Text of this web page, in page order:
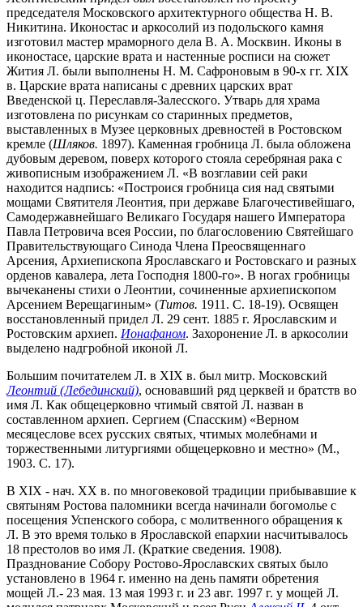
председателя Московского архитектурного общества Н. В.
Никитина. Иконостас и аркосолий из подольского камня
изготовил мастер мраморного дела В. А. Москвин. Иконы в
иконостасе, царские врата и настенные росписи на сюжет
Жития Л. были выполнены Н. М. Сафроновым в 90-х гг. XIX
в. Царские врата написаны с древних царских врат
Введенской ц. Переславля-Залесского. Утварь для храма
изготовлена по рисункам со старинных предметов,
выставленных в Музее церковных древностей в Ростовском
кремле (Шляков. 1897). Каменная гробница Л. была обложена
дубовым деревом, поверх которого стояла серебряная рака с
живописным изображением Л. «В возглавии сей раки
находится надпись: «Построися гробница сия над святыми
мощами Святителя Леонтия, при державе Благочестивейшаго,
Самодержавнейшаго Великаго Государя нашего Императора
Павла Петровича всея России, по благословению Святейшаго
Правительствующаго Синода Члена Преосвященнаго
Арсения, Архиепископа Ярославскаго и Ростовскаго и разных
орденов кавалера, лета Господня 1800-го». В ногах гробницы
вычеканены стихи о Леонтии, сочиненные архиепископом
Арсением Верещагиным» (Титов. 1911. С. 18-19). Освящен
восстановленный придел Л. 29 сент. 1885 г. Ярославским и
Ростовским архиеп. Ионафаном. Захоронение Л. в аркосолии
выделено надгробной иконой Л.
Большим почитателем Л. в XIX в. был митр. Московский
Леонтий (Лебединский), основавший ряд церквей и братств во
имя Л. Как общецерковно чтимый святой Л. назван в
составленном архиеп. Сергием (Спасским) «Верном
месяцеслове всех русских святых, чтимых молебнами и
торжественными литургиями общецерковно и местно» (М.,
1903. С. 17).
В XIX - нач. XX в. по многовековой традиции прибывавшие к
святыням Ростова паломники всегда начинали богомолье с
посещения Успенского собора, с молитвенного обращения к
Л. В это время только в Ярославской епархии насчитывалось
18 престолов во имя Л. (Краткие сведения. 1908).
Празднование Собору Ростово-Ярославских святых было
установлено в 1964 г. именно на день памяти обретения
мощей Л.- 23 мая. 13 мая 1993 г. и 23 авг. 1997 г. у мощей Л.